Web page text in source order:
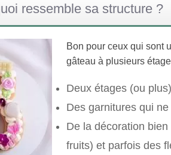
ressemble sa structure ?
Bon pour ceux qui sont
gâteau à plusieurs
Deux étages (ou
Des garnitures qui
De la décoration
fruits) et parfois des